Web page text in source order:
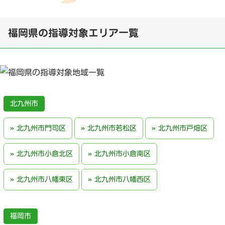
福岡県の指導対象エリア一覧
北九州市
北九州市門司区 北九州市若松区 北九州市戸畑区
北九州市小倉北区 北九州市小倉南区
北九州市八幡東区 北九州市八幡西区
福岡市